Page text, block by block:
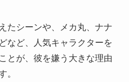
たシーンや、メカ丸、ナナ
など、人気キャラクターを
とが、彼を嫌う大きな理由
。